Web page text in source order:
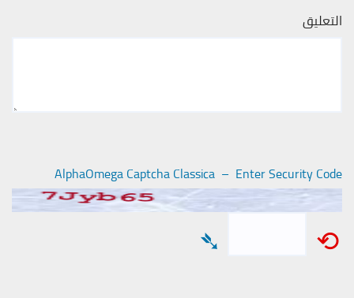
التعليق
AlphaOmega Captcha Classica – Enter Security Code
⟲
➴